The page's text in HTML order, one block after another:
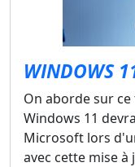
WINDOWS
On aborde sur
Windows 11
Microsoft lors
avec cette mise